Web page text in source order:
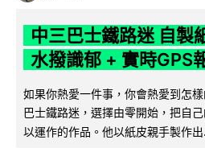
中三巴士鐵路迷 自製
水撥識郁 + 實時GPS
如果你熱愛一件事，你會熱愛到怎
巴士鐵路迷，選擇由零開始，把自
以運作的作品。他以紙皮親手製作